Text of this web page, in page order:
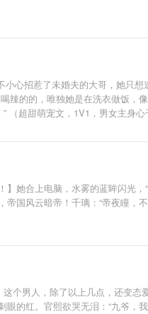
小心招惹了未婚夫的大哥，她
的的，唯独她是在洗衣做饭
（超甜萌宠文，1V1，男女主身心
她合上电脑，水雾的蓝眸闪光
国风云暗帝！千璃：“帝夜瞳，
个男人，除了以上几点，还变
的红。官熙欲哭无泪：“九爷